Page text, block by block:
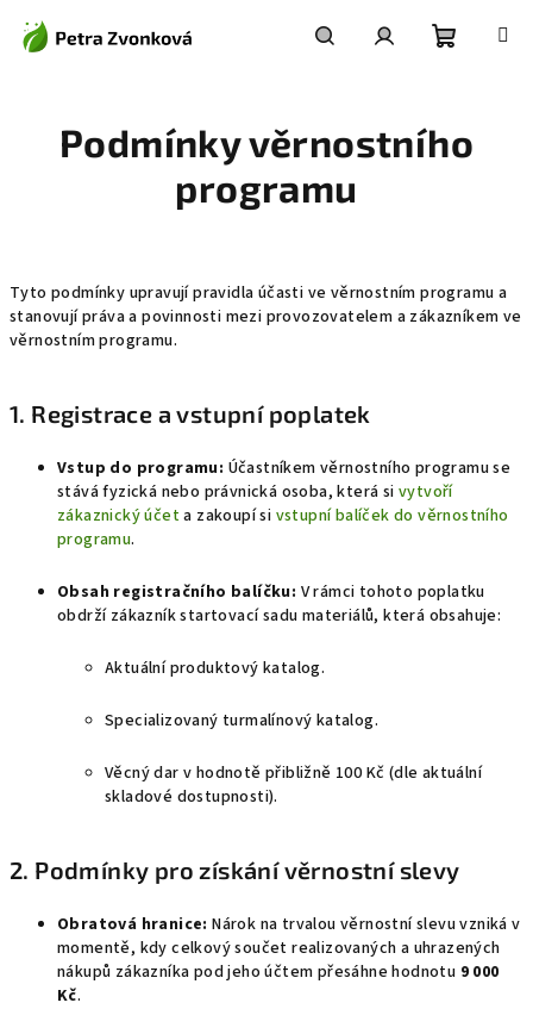
obsah
košík
Podmínky věrnostního
programu
Tyto podmínky upravují pravidla účasti ve věrnostním programu a
stanovují práva a povinnosti mezi provozovatelem a zákazníkem ve
věrnostním programu.
1. Registrace a vstupní poplatek
Vstup do programu: Účastníkem věrnostního programu se
stává fyzická nebo právnická osoba, která si vytvoří
zákaznický účet a zakoupí si vstupní balíček do věrnostního
programu.
Obsah registračního balíčku: V rámci tohoto poplatku
obdrží zákazník startovací sadu materiálů, která obsahuje:
Aktuální produktový katalog.
Specializovaný turmalínový katalog.
Věcný dar v hodnotě přibližně 100 Kč (dle aktuální
skladové dostupnosti).
2. Podmínky pro získání věrnostní slevy
Obratová hranice: Nárok na trvalou věrnostní slevu vzniká v
momentě, kdy celkový součet realizovaných a uhrazených
nákupů zákazníka pod jeho účtem přesáhne hodnotu 9 000
Kč.